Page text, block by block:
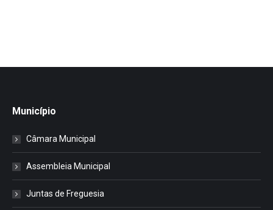
Município
Câmara Municipal
Assembleia Municipal
Juntas de Freguesia